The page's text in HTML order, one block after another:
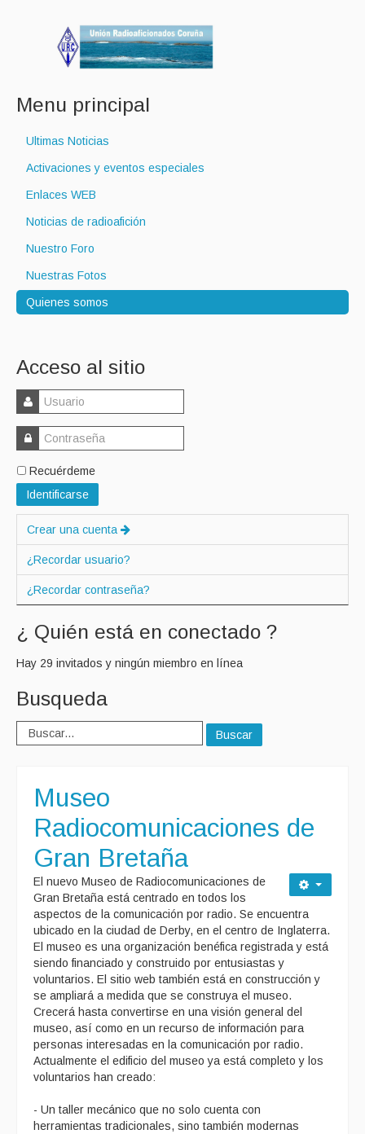
Menu principal
Ultimas Noticias
Activaciones y eventos especiales
Enlaces WEB
Noticias de radioafición
Nuestro Foro
Nuestras Fotos
Quienes somos
Acceso al sitio
Recuérdeme
Identificarse
Crear una cuenta
¿Recordar usuario?
¿Recordar contraseña?
¿ Quién está en conectado ?
Hay 29 invitados y ningún miembro en línea
Busqueda
Buscar
Museo
Radiocomunicaciones de
Gran Bretaña
El nuevo Museo de Radiocomunicaciones de
Gran Bretaña está centrado en todos los
aspectos de la comunicación por radio. Se encuentra
ubicado en la ciudad de Derby, en el centro de Inglaterra.
El museo es una organización benéfica registrada y está
siendo financiado y construido por entusiastas y
voluntarios. El sitio web también está en construcción y
se ampliará a medida que se construya el museo.
Crecerá hasta convertirse en una visión general del
museo, así como en un recurso de información para
personas interesadas en la comunicación por radio.
Actualmente el edificio del museo ya está completo y los
voluntarios han creado:
- Un taller mecánico que no solo cuenta con
herramientas tradicionales, sino también modernas